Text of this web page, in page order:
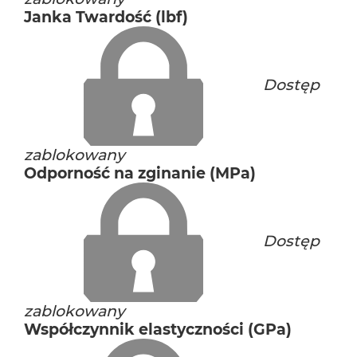
Janka Twardość (lbf)
Dostęp
zablokowany
Odporność na zginanie (MPa)
Dostęp
zablokowany
Współczynnik elastyczności (GPa)